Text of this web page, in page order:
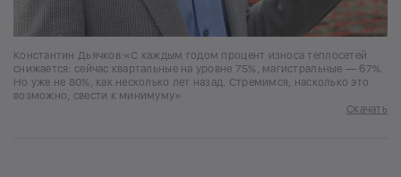
Константин Дьячков:«С каждым годом процент износа теплосетей
снижается: сейчас квартальные на уровне 75%, магистральные — 67%.
Но уже не 80%, как несколько лет назад. Стремимся, насколько это
возможно, свести к минимуму»
Скачать